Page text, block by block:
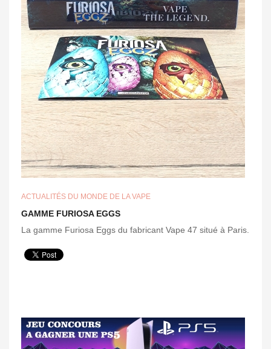
ACTUALITÉS DU MONDE DE LA VAPE
GAMME FURIOSA EGGS
La gamme Furiosa Eggs du fabricant Vape 47 situé à Paris.